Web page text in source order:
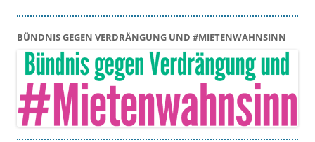
BÜNDNIS GEGEN VERDRÄNGUNG UND #MIETENWAHNSINN